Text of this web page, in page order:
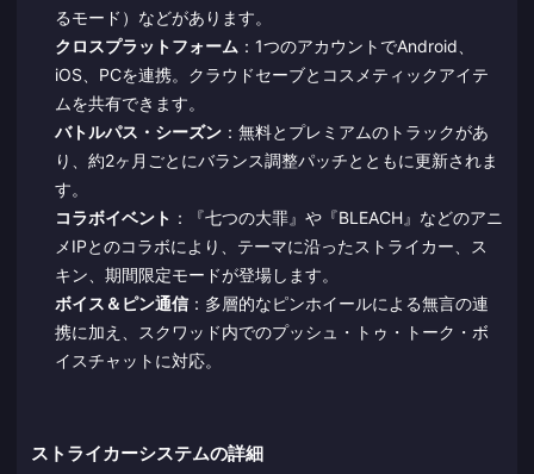
るモード）などがあります。
クロスプラットフォーム ：1つのアカウントでAndroid、
iOS、PCを連携。クラウドセーブとコスメティックアイテ
ムを共有できます。
バトルパス・シーズン：無料とプレミアムのトラックがあ
り、約2ヶ月ごとにバランス調整パッチとともに更新されま
す。
コラボイベント ：『七つの大罪』や『BLEACH』などのアニ
メIPとのコラボにより、テーマに沿ったストライカー、ス
キン、期間限定モードが登場します。
ボイス＆ピン通信：多層的なピンホイールによる無言の連
携に加え、スクワッド内でのプッシュ・トゥ・トーク・ボ
イスチャットに対応。
ストライカーシステムの詳細